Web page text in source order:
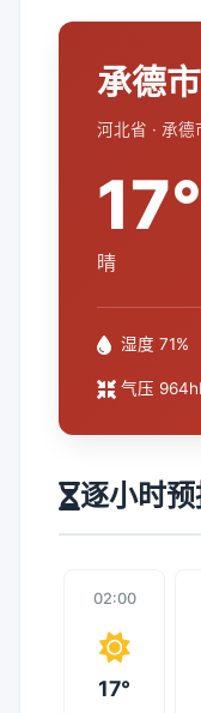
承德
河北省 · 承德
17°
晴
湿度 71%
气压
逐小时
02:00
17°